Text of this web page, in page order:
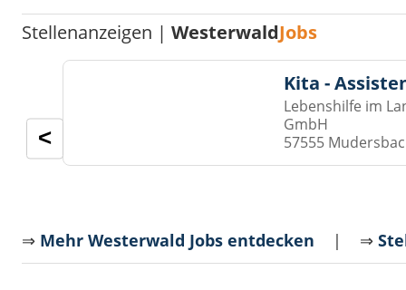
Stellenanzeigen |WesterwaldJobs
Kita -
Lebenshilfe im
GmbH
57555
<
⇒ Mehr Westerwald Jobs entdecken | ⇒